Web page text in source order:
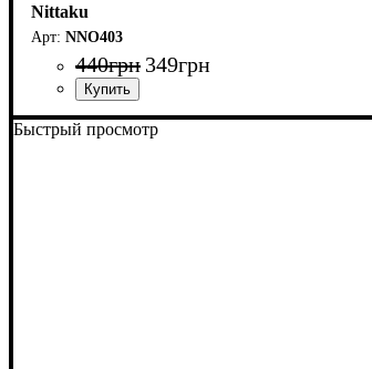
Nittaku
NNO403
440грн 349грн
Быстрый просмотр